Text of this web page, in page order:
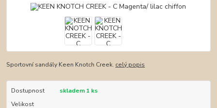
Sportovní sandály Keen Knotch Creek. celý popis
Dostupnost
skladem 1 ks
Velikost